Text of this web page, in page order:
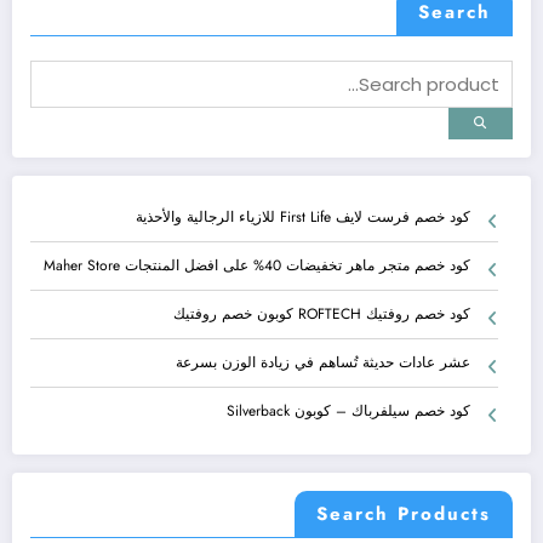
Search
كود خصم فرست لايف First Life للازياء الرجالية والأحذية
كود خصم متجر ماهر تخفيضات 40% على افضل المنتجات Maher Store
كود خصم روفتيك ROFTECH كوبون خصم روفتيك
عشر عادات حديثة تُساهم في زيادة الوزن بسرعة
كود خصم سيلفرباك – كوبون Silverback
Search Products